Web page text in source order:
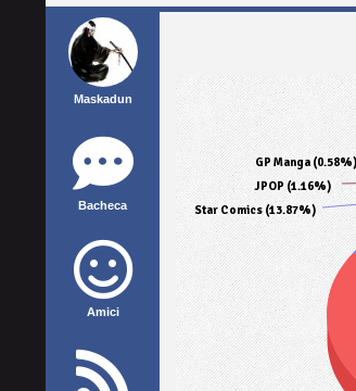
Maskadun
Bacheca
Amici
Star Comics (13.87%)
JPOP (1.16%)
GP Manga (0.58%)